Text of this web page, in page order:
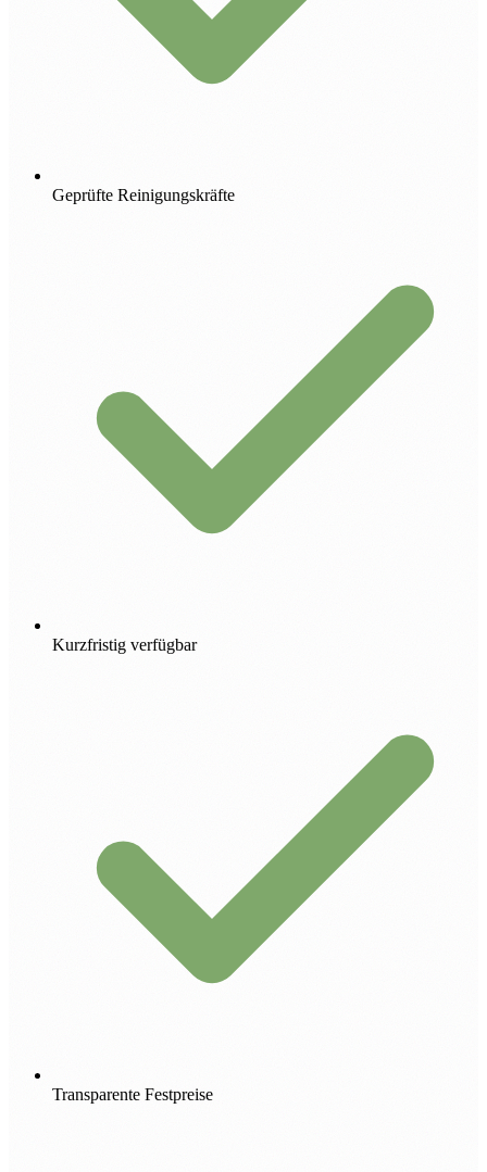
Geprüfte Reinigungskräfte
Kurzfristig verfügbar
Transparente Festpreise